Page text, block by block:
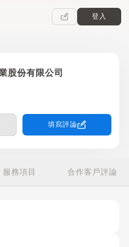
登入
股份有限公司
填寫評論
服務項目 合作客戶評論